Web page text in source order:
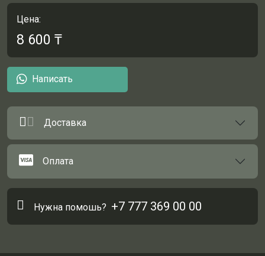
Цена:
8 600 ₸
Написать
Доставка
Оплата
Нужна помошь? +7 777 369 00 00